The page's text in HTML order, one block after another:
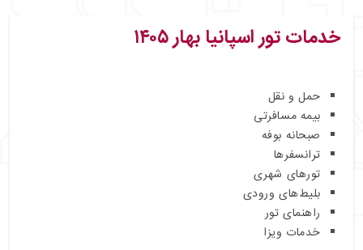
خدمات تور اسپانیا بهار ۱۴۰۵
حمل و نقل
بیمه مسافرتی
صبحانه بوفه
ترانسفرها
تورهای شهری
بلیط‌های ورودی
راهنمای تور
خدمات ویزا